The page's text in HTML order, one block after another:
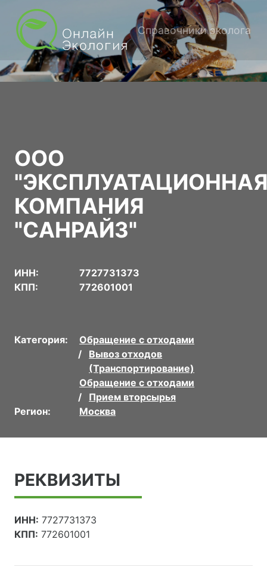
Справочники эколога
ООО
КОМПАНИЯ
"САНРАЙЗ"
ИНН:
7727731373
КПП:
772601001
Категория:
Обращение с отходами
Вывоз отходов
(Транспортирование)
Обращение с отходами
Прием вторсырья
Регион:
Москва
РЕКВИЗИТЫ
ИНН: 7727731373
КПП: 772601001